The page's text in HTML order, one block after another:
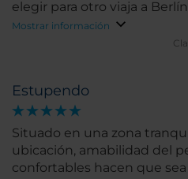
elegir para otro viaja a
Mostrar información
Estupendo
Situado en una zona
ubicación, amabilidad del
confortables hacen que